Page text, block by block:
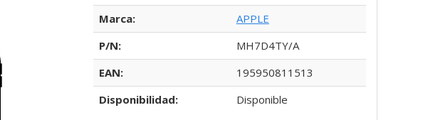
Marca:
APPLE
P/N:
MH7D4TY/A
EAN:
195950811513
Disponibilidad:
Disponible